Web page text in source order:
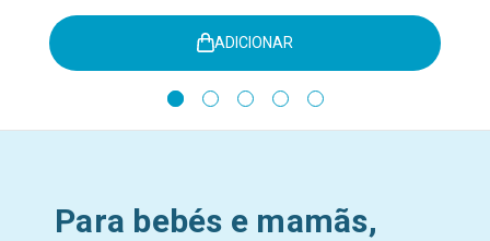
ADICIONAR
Para bebés e mamãs,